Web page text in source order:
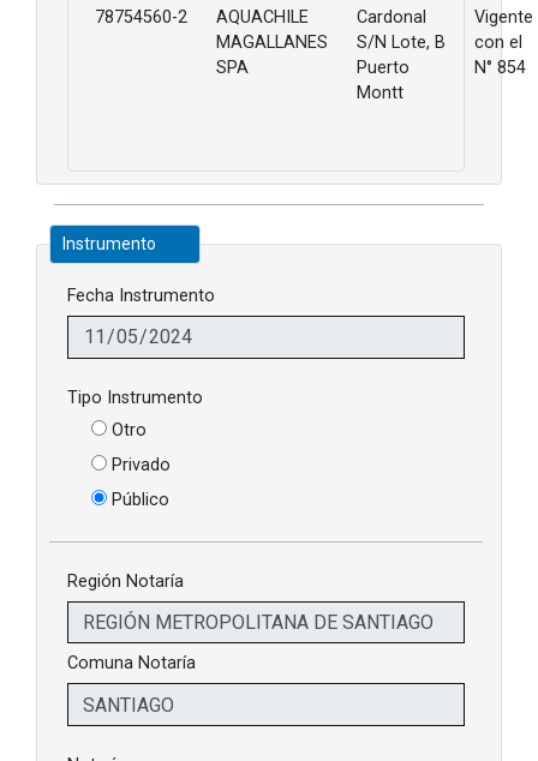
78754560-2
AQUACHILE
MAGALLANES
SPA
Cardonal
S/N Lote, B
Puerto
Montt
Vigente
con el
N° 854
Instrumento
Fecha Instrumento
Tipo Instrumento
Otro
Privado
Público
Región Notaría
Comuna Notaría